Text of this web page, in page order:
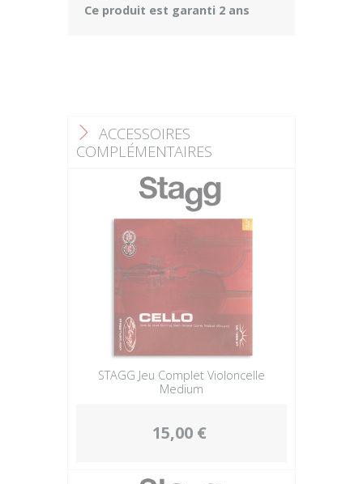
Ce produit est garanti 2 ans
F ACCESSOIRES
COMPLÉMENTAIRES
STAGG Jeu Complet Violoncelle
Medium
15,00 €